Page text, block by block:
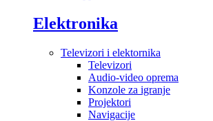
Elektronika
Televizori i elektornika
Televizori
Audio-video oprema
Konzole za igranje
Projektori
Navigacije